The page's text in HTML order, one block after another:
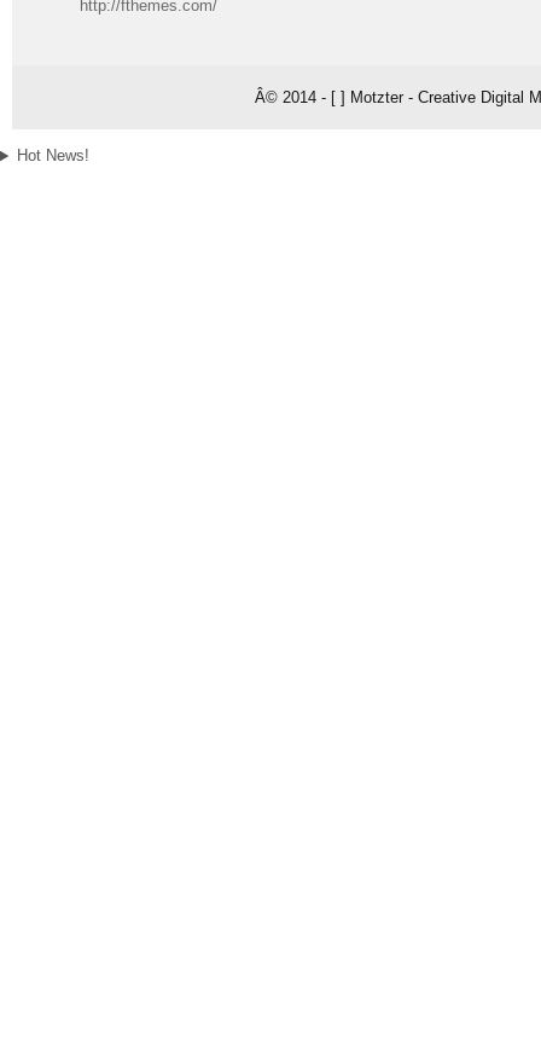
http://fthemes.com/
Â© 2014 - [ ] Motzter - Creative Digital
Hot News!